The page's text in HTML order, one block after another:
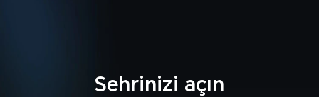
Sehrinizi açın